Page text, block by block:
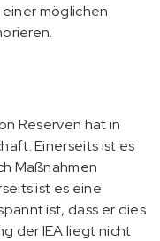
möglichen
Reserven hat in
Einerseits ist es
Maßnahmen
ist es eine
ist, dass er dies
der IEA liegt nicht